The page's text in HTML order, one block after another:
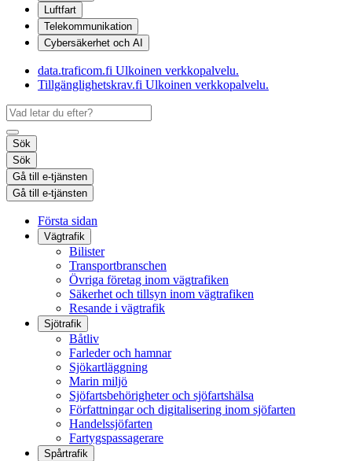
Luftfart
Telekommunikation
Cybersäkerhet och AI
data.traficom.fi Ulkoinen verkkopalvelu.
Tillgänglighetskrav.fi Ulkoinen verkkopalvelu.
Sök
Sök
Gå till e-tjänsten
Gå till e-tjänsten
Första sidan
Vägtrafik
Bilister
Transportbranschen
Övriga företag inom vägtrafiken
Säkerhet och tillsyn inom vägtrafiken
Resande i vägtrafik
Sjötrafik
Båtliv
Farleder och hamnar
Sjökartläggning
Marin miljö
Sjöfartsbehörigheter och sjöfartshälsa
Författningar och digitalisering inom sjöfarten
Handelssjöfarten
Fartygspassagerare
Spårtrafik